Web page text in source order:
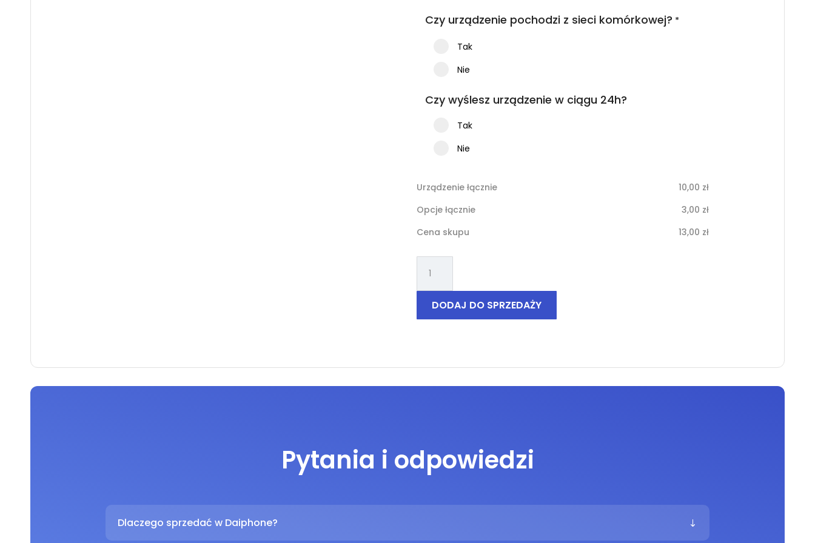
Czy urządzenie pochodzi z sieci komórkowej? *
Tak
Nie
Czy wyślesz urządzenie w ciągu 24h?
Tak
Nie
Urządzenie łącznie 10,00 zł
Opcje łącznie
3,00 zł
Cena skupu
13,00 zł
CAT
S60
DODAJ DO SPRZEDAŻY
Pytania i odpowiedzi
Dlaczego sprzedać w Daiphone?